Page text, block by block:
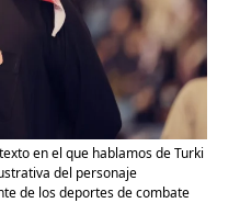
en el que hablamos de Turki
del personaje
de los deportes de combate